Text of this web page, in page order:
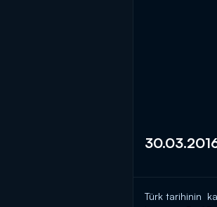
Türk tarihinin